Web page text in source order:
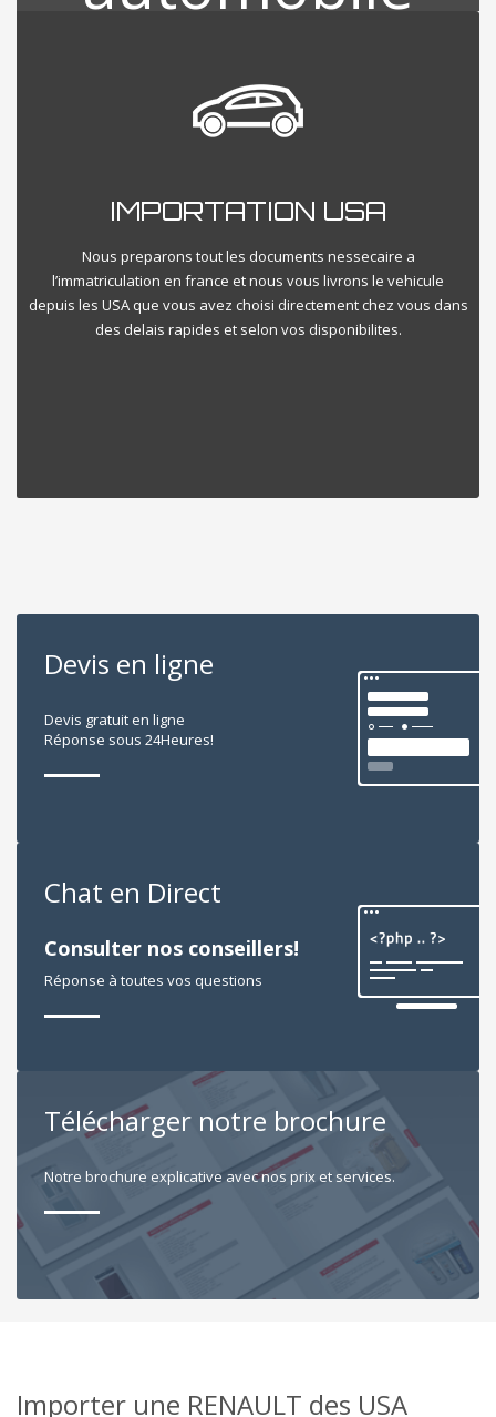
INSPECTION VEHICULE USA
inspection minutieuse sur l’etat global du vehicule directement
diretement.
IMPORTATION USA
Nous preparons tout les documents nessecaire a
l’immatriculation en france et nous vous livrons le vehicule
depuis les USA que vous avez choisi directement chez vous dans
des delais rapides et selon vos disponibilites.
Devis en ligne
Devis gratuit en ligne
Réponse sous 24Heures!
Chat en Direct
Consulter nos conseillers!
Réponse à toutes vos questions
Télécharger notre brochure
Notre brochure explicative avec nos prix et services.
Importer une RENAULT des USA